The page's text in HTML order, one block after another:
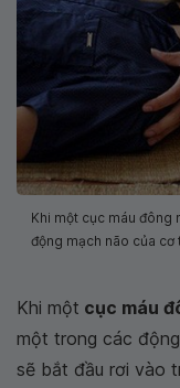
Khi một cục máu
động mạch não của cơ
Khi một cục máu
một trong các
sẽ bắt đầu rơi vào